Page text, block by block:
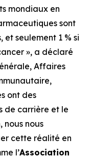
mondiaux en
sont
et seulement 1 % si
», a déclaré
Affaires
ont des
de carrière et le
nous nous
cette réalité en
l’Association